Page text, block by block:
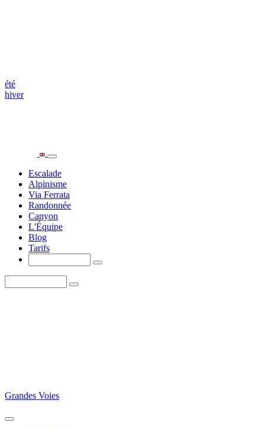
été
hiver
Escalade
Alpinisme
Via Ferrata
Randonnée
Canyon
L'Équipe
Blog
Tarifs
Grandes Voies